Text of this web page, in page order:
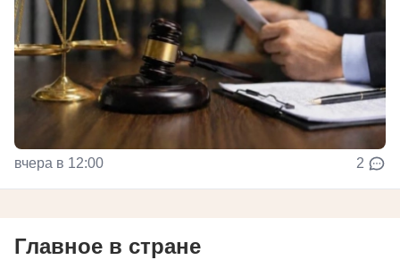
вчера в 12:00 2
Главное в стране